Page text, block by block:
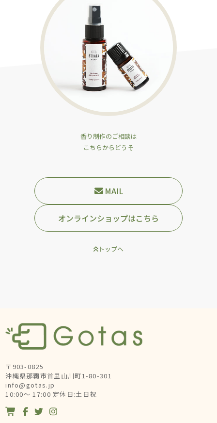
香り制作のご相談は
こちらからどうそ
MAIL
オンラインショップはこちら
トップへ
〒903-0825
沖縄県那覇市首里山川町1-80-301
info@gotas.jp
10:00～ 17:00 定休日:土日祝
   